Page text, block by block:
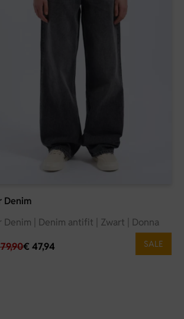
om de kwaliteit en pasvorm zo
Denim
SALE
Denim | Denim antifit | Zwart | Donna
€ 47,94